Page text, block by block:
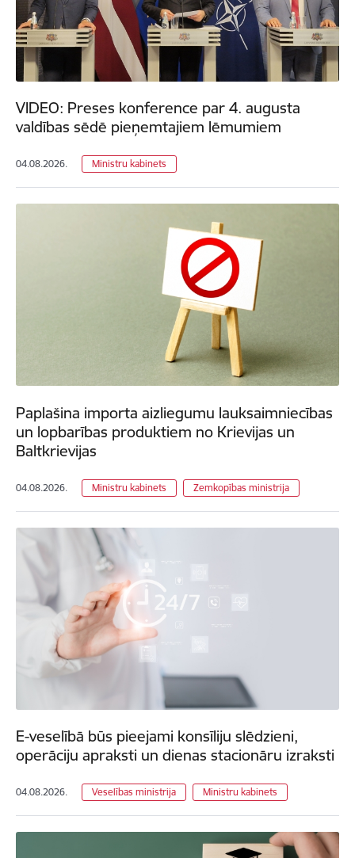
VIDEO: Preses konference par 4. augusta
valdības sēdē pieņemtajiem lēmumiem
04.08.2026. Ministru kabinets
Paplašina importa aizliegumu lauksaimniecības
un lopbarības produktiem no Krievijas un
Baltkrievijas
04.08.2026. Ministru kabinets Zemkopības ministrija
E-veselībā būs pieejami konsīliju slēdzieni,
operāciju apraksti un dienas stacionāru izraksti
04.08.2026. Veselības ministrija Ministru kabinets